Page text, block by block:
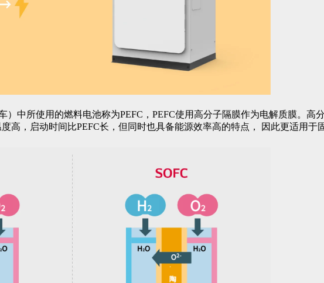
中所使用的燃料电池称为PEFC，PEFC使用高分子隔膜作为电解质膜。高
，启动时间比PEFC长，但同时也具备能源效率高的特点， 因此更适用于